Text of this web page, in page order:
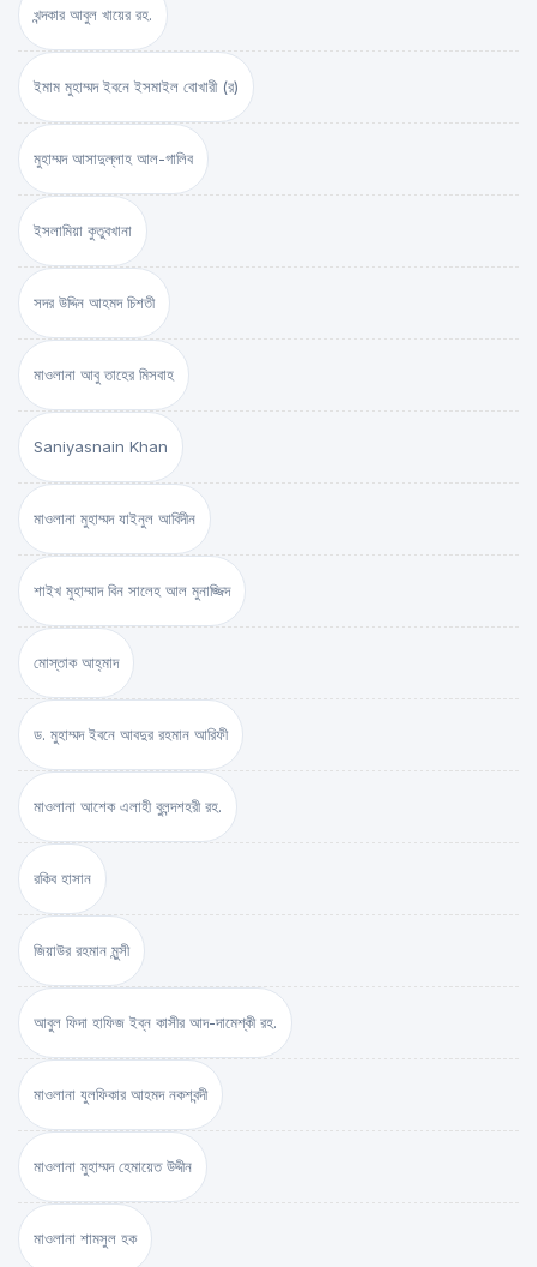
খন্দকার আবুল খায়ের রহ.
ইমাম মুহাম্মদ ইবনে ইসমাইল বোখারী (র)
মুহাম্মদ আসাদুল্লাহ আল-গালিব
ইসলামিয়া কুতুবখানা
সদর উদ্দিন আহমদ চিশতী
মাওলানা আবু তাহের মিসবাহ
Saniyasnain Khan
মাওলানা মুহাম্মদ যাইনুল আবিদীন
শাইখ মুহাম্মাদ বিন সালেহ আল মুনাজ্জিদ
মোস্তাক আহ্‌মাদ
ড. মুহাম্মদ ইবনে আবদুর রহমান আরিফী
মাওলানা আশেক এলাহী বুলন্দশহরী রহ.
রকিব হাসান
জিয়াউর রহমান মুন্সী
আবুল ফিদা হাফিজ ইব্‌ন কাসীর আদ-দামেশ্‌কী রহ.
মাওলানা যুলফিকার আহমদ নকশবন্দী
মাওলানা মুহাম্মদ হেমায়েত উদ্দীন
মাওলানা শামসুল হক